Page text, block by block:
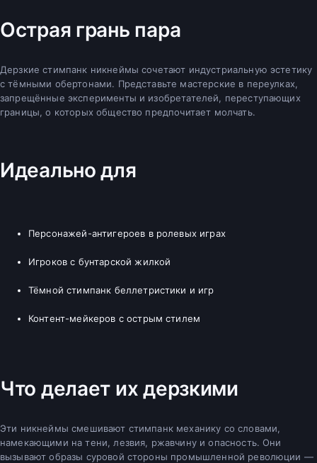
Острая грань пара
Дерзкие стимпанк никнеймы сочетают индустриальную эстетику
с тёмными обертонами. Представьте мастерские в переулках,
запрещённые эксперименты и изобретателей, переступающих
границы, о которых общество предпочитает молчать.
Идеально для
Персонажей-антигероев в ролевых играх
Игроков с бунтарской жилкой
Тёмной стимпанк беллетристики и игр
Контент-мейкеров с острым стилем
Что делает их дерзкими
Эти никнеймы смешивают стимпанк механику со словами,
намекающими на тени, лезвия, ржавчину и опасность. Они
вызывают образы суровой стороны промышленной революции —